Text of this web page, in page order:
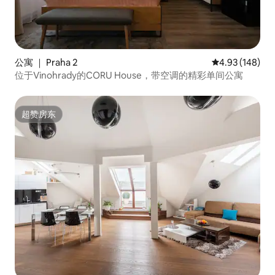
公寓 ｜ Praha 2 平均评分 4.93
4.93 (148)
位于Vinohrady的CORU House，带空调的精彩单间公寓
超赞房东
超赞房东